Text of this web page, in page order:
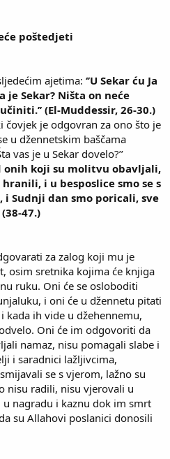
poštedjeti
ajetima: ‘’U Sekar ću Ja
je Sekar? Ništa on neće
(El-Muddessir, 26-30.)
čovjek je odgovran za ono što je
u džennetskim baščama
vas je u Sekar dovelo?’’
od onih koji su molitvu obavljali,
i u besposlice smo se s
Sudnji dan smo poricali, sve
47.)
za zalog koji mu je
osim sretnika kojima će knjiga
ruku. Oni će se osloboditi
i oni će u džennetu pitati
kada ih vide u džehennemu,
Oni će im odgovoriti da
namaz, nisu pomagali slabe i
i saradnici lažljivcima,
se s vjerom, lažno su
nisu radili, nisu vjerovali u
nagradu i kaznu dok im smrt
su Allahovi poslanici donosili